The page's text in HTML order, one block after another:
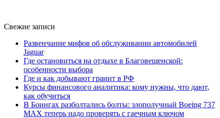
Свежие записи
Развенчание мифов об обслуживании автомобилей
Jaguar
Где остановиться на отдыхе в Благовещенской:
особенности выбора
Где и как добывают гранит в РФ
Курсы финансового аналитика: кому нужны, что дают,
как обучиться
В Боингах разболтались болты: злополучный Boeing 737
MAX теперь надо проверять с гаечным ключом